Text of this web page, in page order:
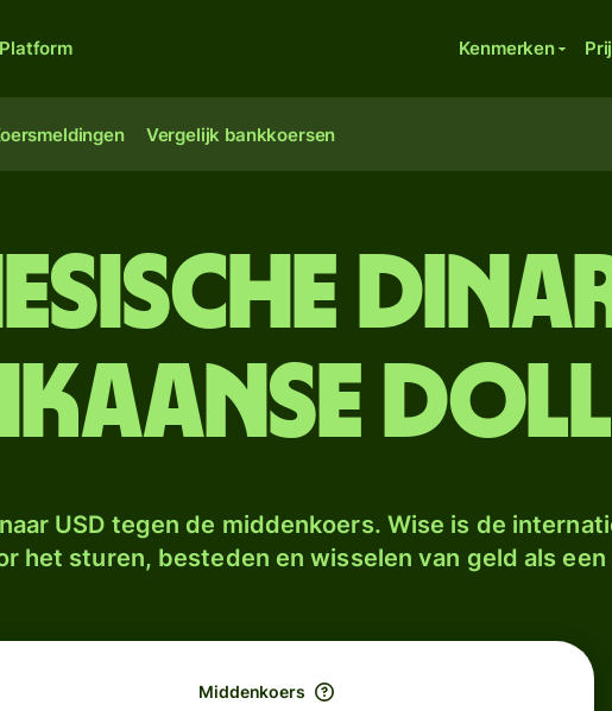
Platform Kenmerken
Vergelijk bankkoersen
USD tegen de middenkoers. Wise is de
het sturen, besteden en wisselen van geld als een
Middenkoers